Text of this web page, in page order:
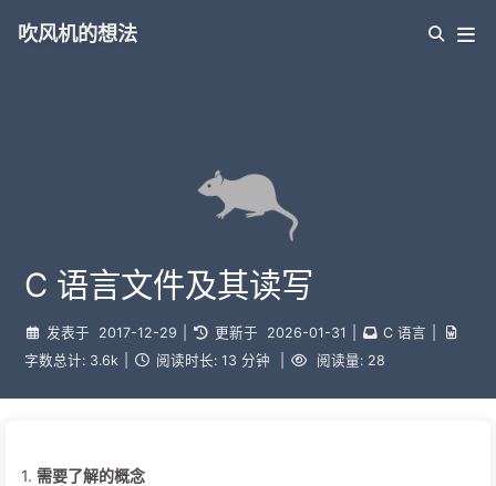
吹风机的想法
C 语言文件及其读写
发表于 2017-12-29 更新于 2026-01-31 C 语言
字数总计: 3.6k 阅读时长: 13 分钟 阅读量: 28
1. 需要了解的概念